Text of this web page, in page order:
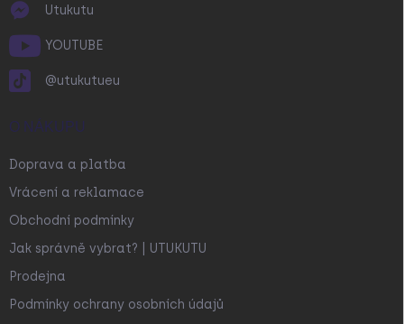
Utukutu
YOUTUBE
@utukutueu
O NÁKUPU
Doprava a platba
Vrácení a reklamace
Obchodní podmínky
Jak správně vybrat? | UTUKUTU
Prodejna
Podmínky ochrany osobních údajů